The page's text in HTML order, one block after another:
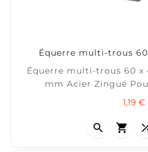
Équerre multi-trous
Équerre multi-trous 60 x 40 mm
mm Acier Zingué Pour connecter vos
1,19 €
 